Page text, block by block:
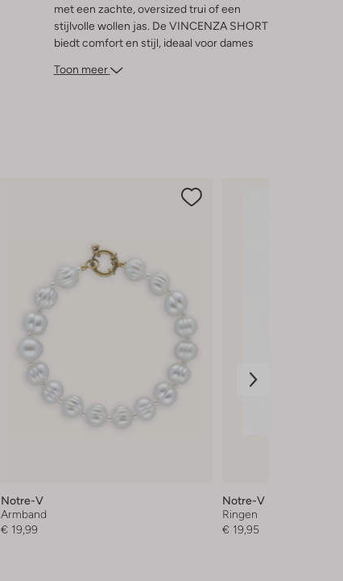
met een zachte, oversized trui of een
stijlvolle wollen jas. De VINCENZA SHORT
biedt comfort en stijl, ideaal voor dames
verfijnde look. Voeg een paar stoere
Toon meer
Notre-V
Armband
€ 19,99
Notre-V
Ringen
€ 19,95